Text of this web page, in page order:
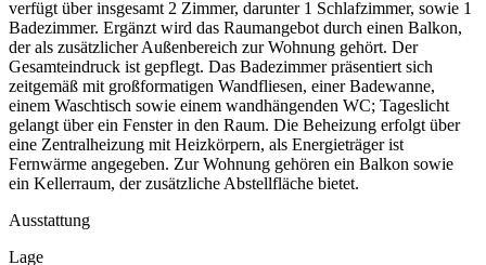
verfügt über insgesamt 2 Zimmer, darunter 1 Schlafzimmer, sowie 1
Badezimmer. Ergänzt wird das Raumangebot durch einen Balkon,
der als zusätzlicher Außenbereich zur Wohnung gehört. Der
Gesamteindruck ist gepflegt. Das Badezimmer präsentiert sich
zeitgemäß mit großformatigen Wandfliesen, einer Badewanne,
einem Waschtisch sowie einem wandhängenden WC; Tageslicht
gelangt über ein Fenster in den Raum. Die Beheizung erfolgt über
eine Zentralheizung mit Heizkörpern, als Energieträger ist
Fernwärme angegeben. Zur Wohnung gehören ein Balkon sowie
ein Kellerraum, der zusätzliche Abstellfläche bietet.
Ausstattung
Lage